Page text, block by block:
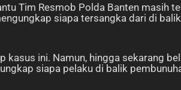
Tim Resmob Polda Banten masih
siapa tersangka dari di
kasus ini. Namun, hingga sekarang
siapa pelaku di balik